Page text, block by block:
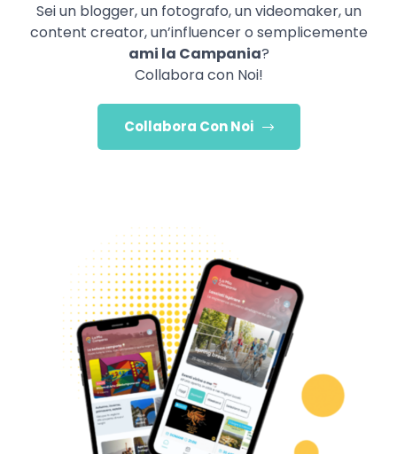
Sei un blogger, un fotografo, un videomaker, un
content creator, un’influencer o semplicemente
ami la Campania?
Collabora con Noi!
Collabora Con Noi